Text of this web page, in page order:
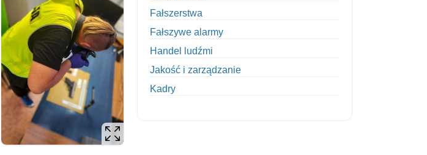
Fałszerstwa
Fałszywe alarmy
Handel ludźmi
Jakość i zarządzanie
Kadry